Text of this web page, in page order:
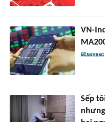
VN-
Sếp